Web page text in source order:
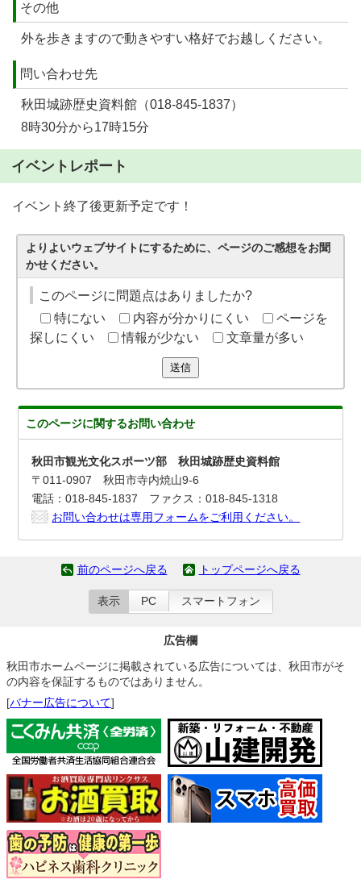
その他
外を歩きますので動きやすい格好でお越しください。
問い合わせ先
秋田城跡歴史資料館（018-845-1837）
8時30分から17時15分
イベントレポート
イベント終了後更新予定です！
よりよいウェブサイトにするために、ページのご感想をお聞
かせください。
このページに問題点はありましたか?
特にない
内容が分かりにくい
ページを
探しにくい
情報が少ない 文章量が多い
送信
このページに関するお問い合わせ
秋田市観光文化スポーツ部 秋田城跡歴史資料館
〒011-0907 秋田市寺内焼山9-6
電話：018-845-1837 ファクス：018-845-1318
お問い合わせは専用フォームをご利用ください。
前のページへ戻る トップページへ戻る
表示 PC スマートフォン
広告欄
秋田市ホームページに掲載されている広告については、秋田市がそ
の内容を保証するものではありません。
[バナー広告について]